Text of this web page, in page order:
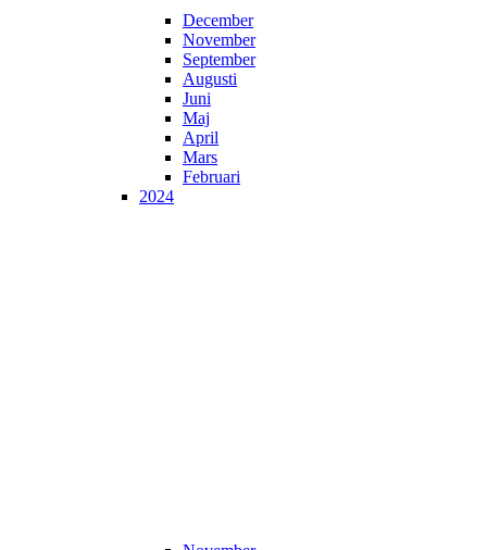
December
November
September
Augusti
Juni
Maj
April
Mars
Februari
2024